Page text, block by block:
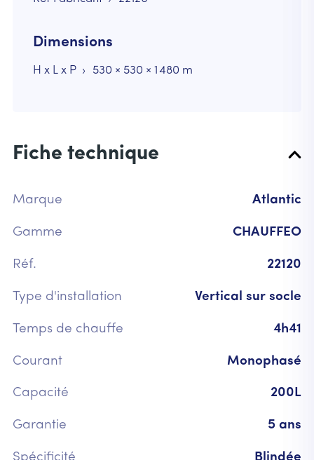
Dimensions
H x L x P 530 × 530 × 1 480 m
Fiche technique
Marque Atlantic
Gamme CHAUFFEO
Réf. 22120
Type d'installation Vertical sur socle
Temps de chauffe 4h41
Courant Monophasé
Capacité 200L
Garantie 5 ans